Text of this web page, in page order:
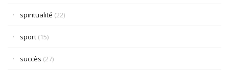
spiritualité (22)
sport (15)
succès (27)